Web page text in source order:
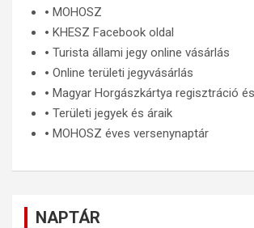
🞄 MOHOSZ
🞄 KHESZ Facebook oldal
🞄 Turista állami jegy online vásárlás
🞄 Online területi jegyvásárlás
🞄 Magyar Horgászkártya regisztráció
🞄 Területi jegyek és áraik
🞄 MOHOSZ éves versenynaptár
NAPTÁR